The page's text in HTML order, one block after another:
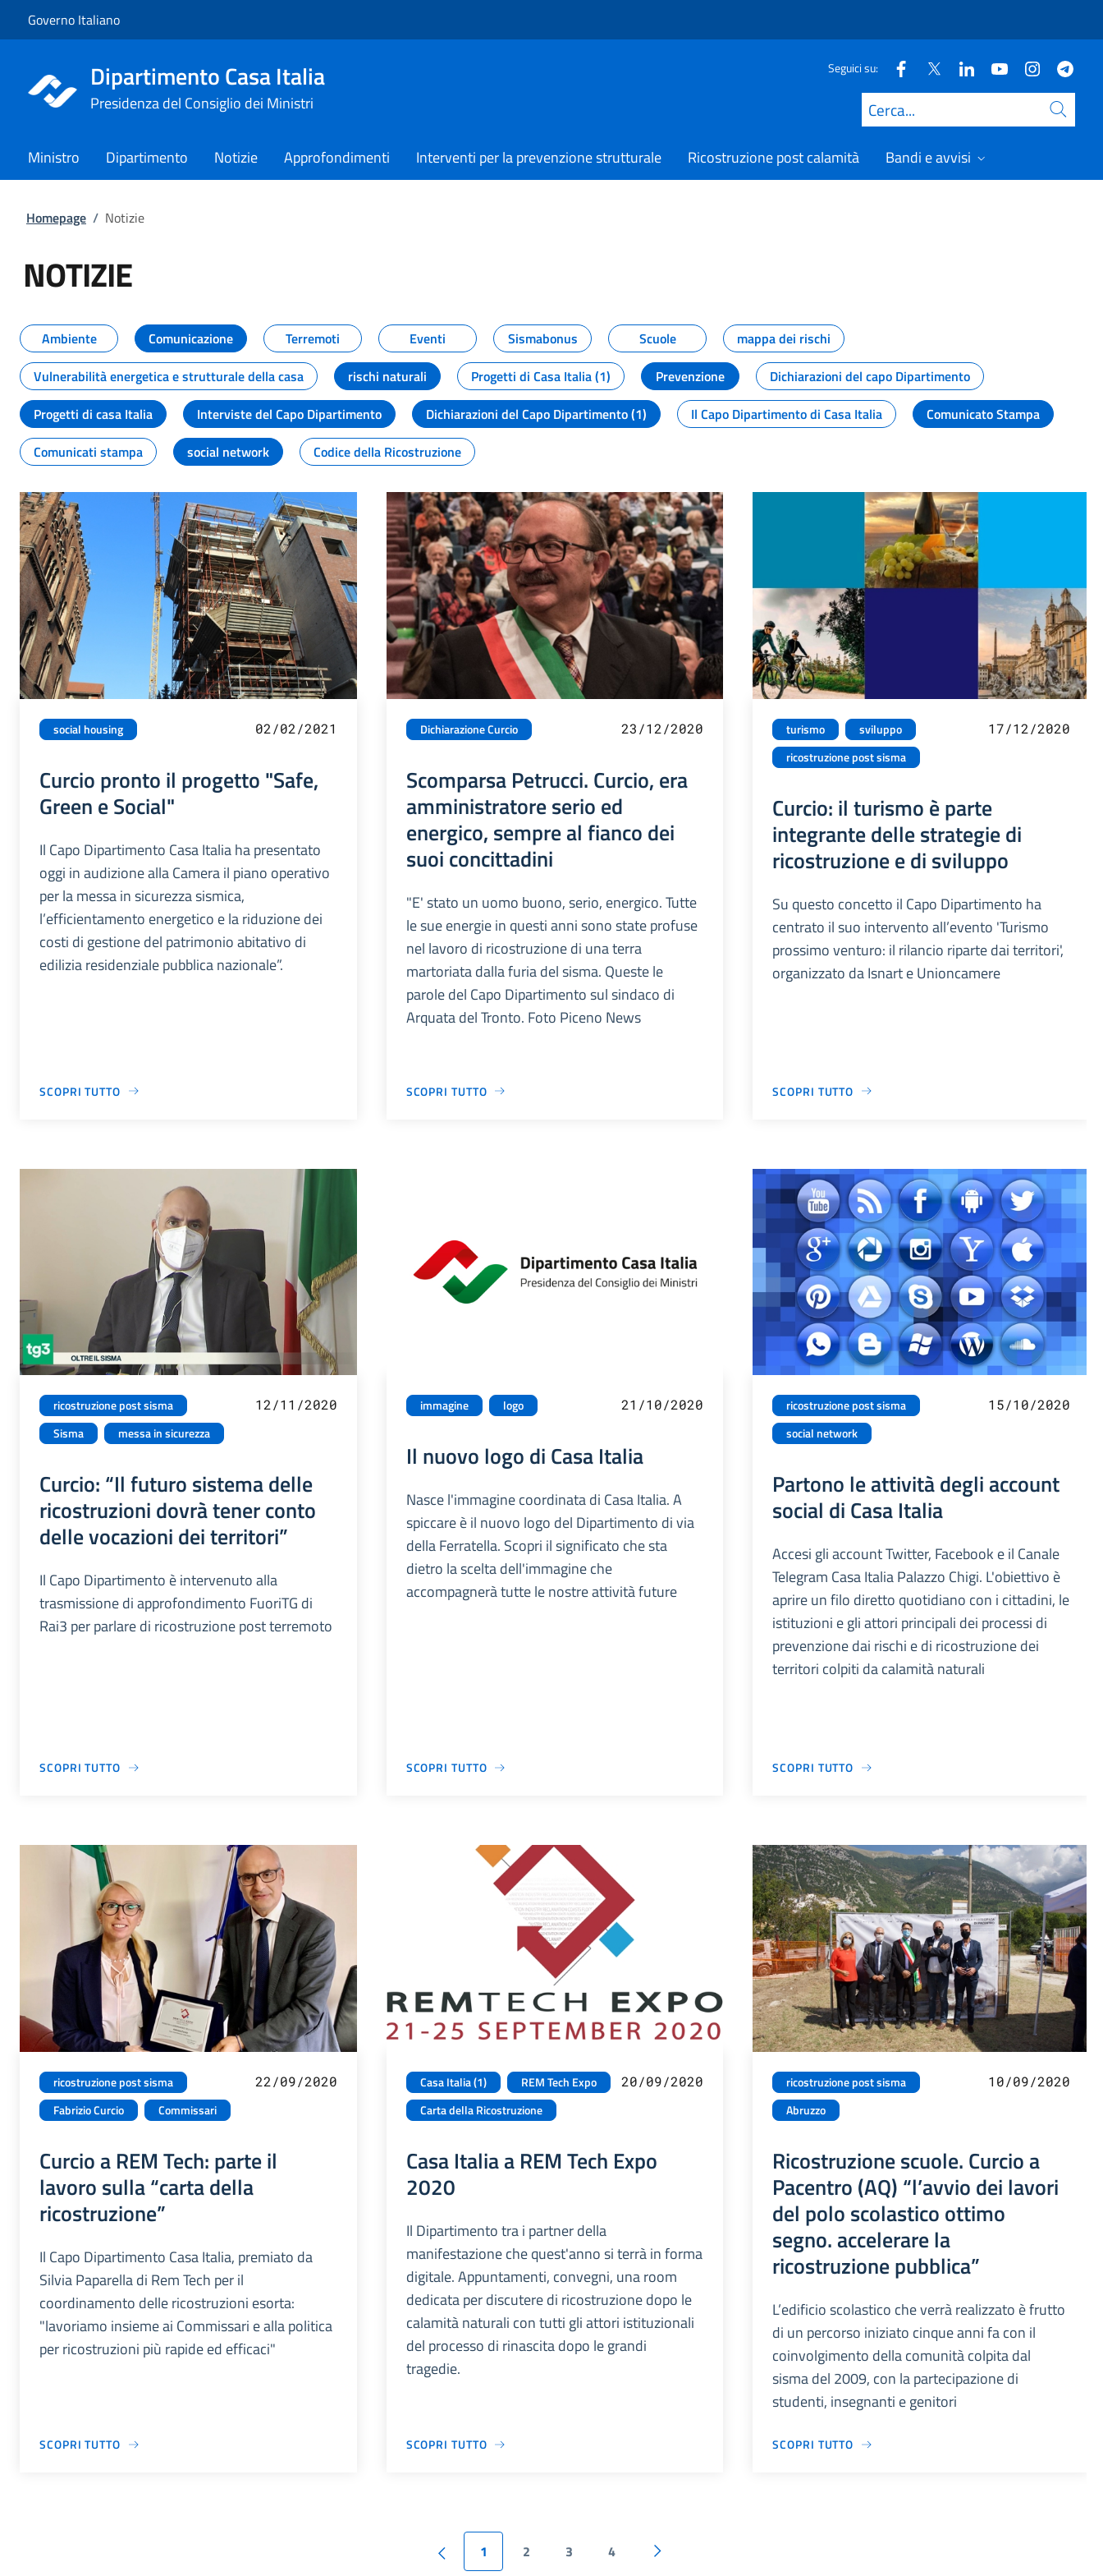
Governo Italiano
Dipartimento Casa Italia
Presidenza del Consiglio dei Ministri
Seguici su:
Cerca
Ministro Dipartimento Notizie Approfondimenti Interventi per la prevenzione strutturale Ricostruzione post calamità Bandi e avvisi
Homepage / Notizie
NOTIZIE
Tutti i contenuti della pagina NOTIZIE
Ambiente Comunicazione Terremoti Eventi Sismabonus Scuole
mappa dei rischi
Vulnerabilità energetica e strutturale della casa
rischi naturali Progetti di Casa Italia (1) Prevenzione
Dichiarazioni del capo Dipartimento
Progetti di casa Italia
Interviste del Capo Dipartimento Dichiarazioni del Capo Dipartimento (1) Il Capo Dipartimento di Casa Italia
Comunicato Stampa
Comunicati stampa
social network Codice della Ricostruzione
social housing 02/02/2021
Curcio pronto il progetto "Safe,
Green e Social"
Il Capo Dipartimento Casa Italia ha presentato
oggi in audizione alla Camera il piano operativo
per la messa in sicurezza sismica,
l’efficientamento energetico e la riduzione dei
costi di gestione del patrimonio abitativo di
edilizia residenziale pubblica nazionale”.
SCOPRI TUTTO
Dichiarazione Curcio 23/12/2020
Scomparsa Petrucci. Curcio, era
amministratore serio ed
energico, sempre al fianco dei
suoi concittadini
"E' stato un uomo buono, serio, energico. Tutte
le sue energie in questi anni sono state profuse
nel lavoro di ricostruzione di una terra
martoriata dalla furia del sisma. Queste le
parole del Capo Dipartimento sul sindaco di
Arquata del Tronto. Foto Piceno News
SCOPRI TUTTO
turismo
sviluppo
ricostruzione post sisma
17/12/2020
Curcio: il turismo è parte
integrante delle strategie di
ricostruzione e di sviluppo
Su questo concetto il Capo Dipartimento ha
centrato il suo intervento all’evento 'Turismo
prossimo venturo: il rilancio riparte dai territori',
organizzato da Isnart e Unioncamere
SCOPRI TUTTO
ricostruzione post sisma
Sisma
messa in sicurezza
12/11/2020
Curcio: “Il futuro sistema delle
ricostruzioni dovrà tener conto
delle vocazioni dei territori”
Il Capo Dipartimento è intervenuto alla
trasmissione di approfondimento FuoriTG di
Rai3 per parlare di ricostruzione post terremoto
SCOPRI TUTTO
immagine logo 21/10/2020
Il nuovo logo di Casa Italia
Nasce l'immagine coordinata di Casa Italia. A
spiccare è il nuovo logo del Dipartimento di via
della Ferratella. Scopri il significato che sta
dietro la scelta dell'immagine che
accompagnerà tutte le nostre attività future
SCOPRI TUTTO
ricostruzione post sisma
social network
15/10/2020
Partono le attività degli account
social di Casa Italia
Accesi gli account Twitter, Facebook e il Canale
Telegram Casa Italia Palazzo Chigi. L'obiettivo è
aprire un filo diretto quotidiano con i cittadini, le
istituzioni e gli attori principali dei processi di
prevenzione dai rischi e di ricostruzione dei
territori colpiti da calamità naturali
SCOPRI TUTTO
ricostruzione post sisma
Fabrizio Curcio
Commissari
22/09/2020
Curcio a REM Tech: parte il
lavoro sulla “carta della
ricostruzione”
Il Capo Dipartimento Casa Italia, premiato da
Silvia Paparella di Rem Tech per il
coordinamento delle ricostruzioni esorta:
"lavoriamo insieme ai Commissari e alla politica
per ricostruzioni più rapide ed efficaci"
SCOPRI TUTTO
Casa Italia (1)
REM Tech Expo
Carta della Ricostruzione
20/09/2020
Casa Italia a REM Tech Expo
2020
Il Dipartimento tra i partner della
manifestazione che quest'anno si terrà in forma
digitale. Appuntamenti, convegni, una room
dedicata per discutere di ricostruzione dopo le
calamità naturali con tutti gli attori istituzionali
del processo di rinascita dopo le grandi
tragedie.
SCOPRI TUTTO
ricostruzione post sisma
Abruzzo
10/09/2020
Ricostruzione scuole. Curcio a
Pacentro (AQ) “l’avvio dei lavori
del polo scolastico ottimo
segno. accelerare la
ricostruzione pubblica”
L’edificio scolastico che verrà realizzato è frutto
di un percorso iniziato cinque anni fa con il
coinvolgimento della comunità colpita dal
sisma del 2009, con la partecipazione di
studenti, insegnanti e genitori
SCOPRI TUTTO
1 2 3 4